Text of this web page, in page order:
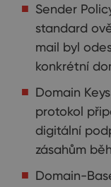
Sender
standard
mail byl
konkrétní
Domain
protokol
digitální
zásahům
Domain-